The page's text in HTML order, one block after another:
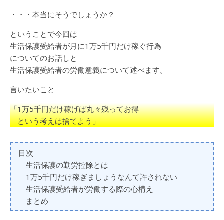
・・・本当にそうでしょうか？
ということで今回は
生活保護受給者が月に1万5千円だけ稼ぐ行為
についてのお話しと
生活保護受給者の労働意義について述べます。
言いたいこと
「1万5千円だけ稼げば丸々残ってお得
という考えは捨てよう」
目次
生活保護の勤労控除とは
1万5千円だけ稼ぎましょうなんて許されない
生活保護受給者が労働する際の心構え
まとめ